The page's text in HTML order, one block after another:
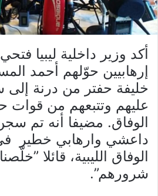
أكد وزير داخلية ليبيا
إرهابيين حوّلهم أحمد
خليفة حفتر من درنة
عليهم وتتبعهم من قوات
داعشي وارهابي خطير
الوفاق الليبية، قائلا
شرورهم”.